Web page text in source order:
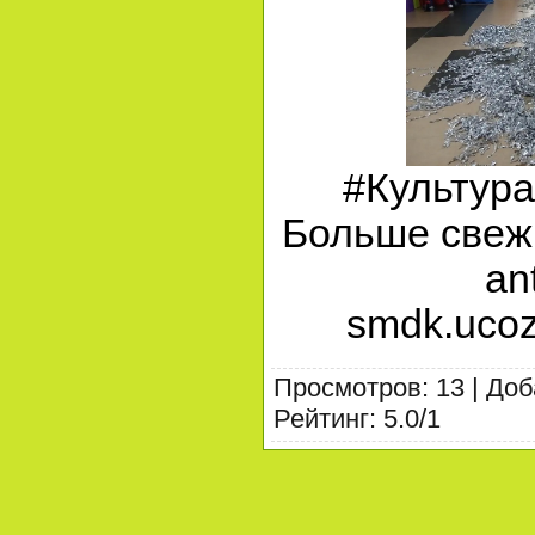
Больше
Просмотров: 13 |
Рейтинг: 5.0/1